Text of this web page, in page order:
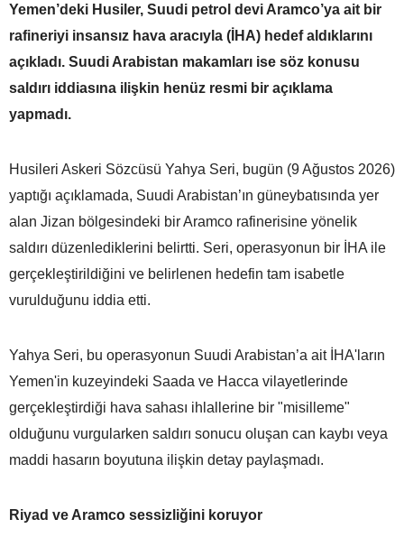
Yemen’deki Husiler, Suudi petrol devi Aramco’ya ait bir
rafineriyi insansız hava aracıyla (İHA) hedef aldıklarını
açıkladı. Suudi Arabistan makamları ise söz konusu
saldırı iddiasına ilişkin henüz resmi bir açıklama
yapmadı.
Husileri Askeri Sözcüsü Yahya Seri, bugün (9 Ağustos 2026)
yaptığı açıklamada, Suudi Arabistan’ın güneybatısında yer
alan Jizan bölgesindeki bir Aramco rafinerisine yönelik
saldırı düzenlediklerini belirtti. Seri, operasyonun bir İHA ile
gerçekleştirildiğini ve belirlenen hedefin tam isabetle
vurulduğunu iddia etti.
Yahya Seri, bu operasyonun Suudi Arabistan’a ait İHA'ların
Yemen'in kuzeyindeki Saada ve Hacca vilayetlerinde
gerçekleştirdiği hava sahası ihlallerine bir "misilleme"
olduğunu vurgularken saldırı sonucu oluşan can kaybı veya
maddi hasarın boyutuna ilişkin detay paylaşmadı.
Riyad ve Aramco sessizliğini koruyor